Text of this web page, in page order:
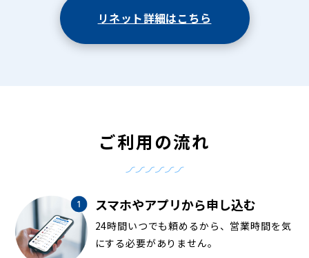
リネット詳細はこちら
ご利用の流れ
スマホやアプリから申し込む
24時間いつでも頼めるから、営業時間を気
にする必要がありません。